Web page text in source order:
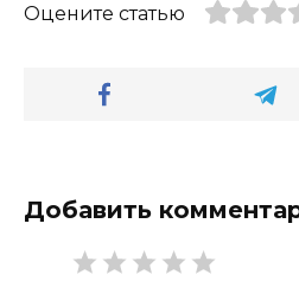
Оцените статью
Добавить